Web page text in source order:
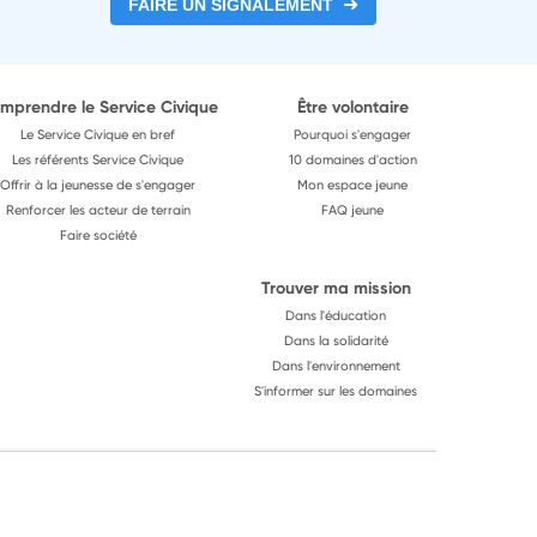
FAIRE UN SIGNALEMENT
le Service Civique
Le Service Civique en bref
Les référents Service Civique
Offrir à la jeunesse de s'engager
Renforcer les acteur de terrain
Faire société
Être volontaire
Pourquoi s'engager
10 domaines d'action
Mon espace jeune
FAQ jeune
Trouver ma mission
Dans l'éducation
Dans la solidarité
Dans l'environnement
S'informer sur les domaines